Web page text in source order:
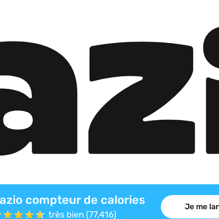
compteur de calories
très bien (77,416)
Je me